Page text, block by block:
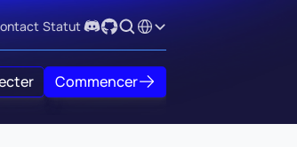
Statut Select Language
Commencer